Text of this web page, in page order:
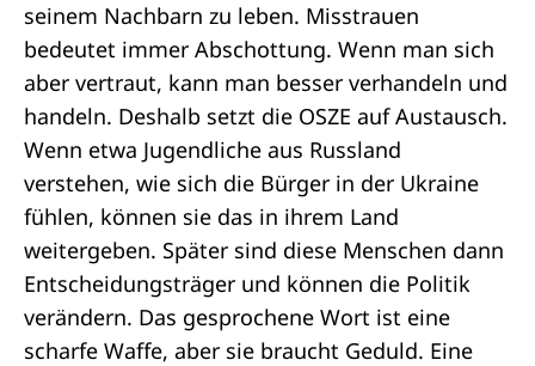
seinem Nachbarn zu leben. Misstrauen
bedeutet immer Abschottung. Wenn man sich
aber vertraut, kann man besser verhandeln und
handeln. Deshalb setzt die OSZE auf Austausch.
Wenn etwa Jugendliche aus Russland
verstehen, wie sich die Bürger in der Ukraine
fühlen, können sie das in ihrem Land
weitergeben. Später sind diese Menschen dann
Entscheidungsträger und können die Politik
verändern. Das gesprochene Wort ist eine
scharfe Waffe, aber sie braucht Geduld. Eine